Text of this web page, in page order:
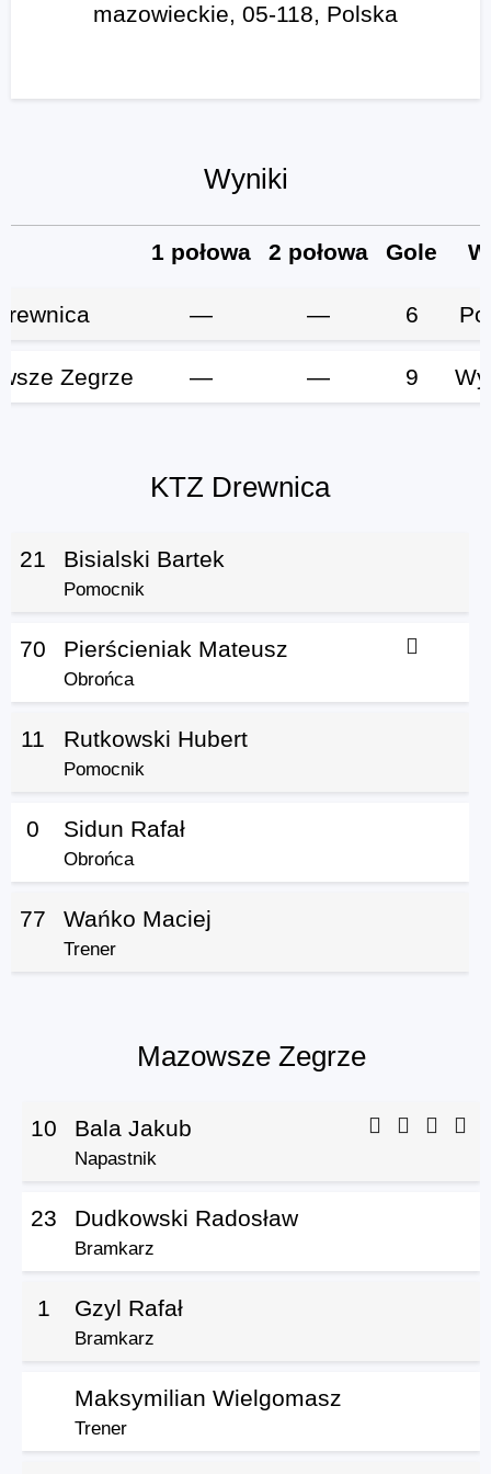
mazowieckie, 05-118, Polska
Wyniki
1 połowa 2 połowa Gole
— — 6
Zegrze — — 9
KTZ Drewnica
21 Bisialski Bartek
Pomocnik
70 Pierścieniak Mateusz
Obrońca
11 Rutkowski Hubert
Pomocnik
0 Sidun Rafał
Obrońca
77 Wańko Maciej
Trener
Mazowsze Zegrze
10 Bala Jakub
Napastnik
23 Dudkowski Radosław
Bramkarz
1 Gzyl Rafał
Bramkarz
Maksymilian Wielgomasz
Trener